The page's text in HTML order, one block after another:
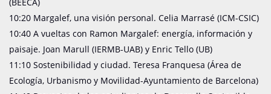
(BEECA)
10:20 Margalef, una visión personal. Celia Marrasé (ICM-CSIC)
10:40 A vueltas con Ramon Margalef: energía, información y
paisaje. Joan Marull (IERMB-UAB) y Enric Tello (UB)
11:10 Sostenibilidad y ciudad. Teresa Franquesa (Área de
Ecología, Urbanismo y Movilidad-Ayuntamiento de Barcelona)